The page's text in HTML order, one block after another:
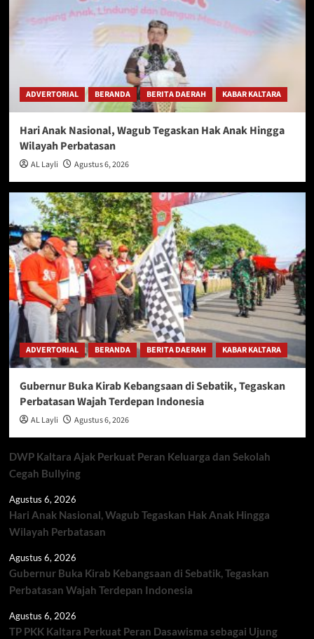
ADVERTORIAL BERANDA BERITA DAERAH KABAR KALTARA
Hari Anak Nasional, Wagub Tegaskan Hak Anak Hingga
Wilayah Perbatasan
AL Layli Agustus 6, 2026
ADVERTORIAL BERANDA BERITA DAERAH KABAR KALTARA
Gubernur Buka Kirab Kebangsaan di Sebatik, Tegaskan
Perbatasan Wajah Terdepan Indonesia
AL Layli Agustus 6, 2026
DWP Kaltara Ajak Perkuat Peran Keluarga dan Sekolah
Cegah Bullying
Agustus 6, 2026
Hari Anak Nasional, Wagub Tegaskan Hak Anak Hingga
Wilayah Perbatasan
Agustus 6, 2026
Gubernur Buka Kirab Kebangsaan di Sebatik, Tegaskan
Perbatasan Wajah Terdepan Indonesia
Agustus 6, 2026
TP PKK Kaltara Perkuat Peran Dasawisma sebagai Ujung